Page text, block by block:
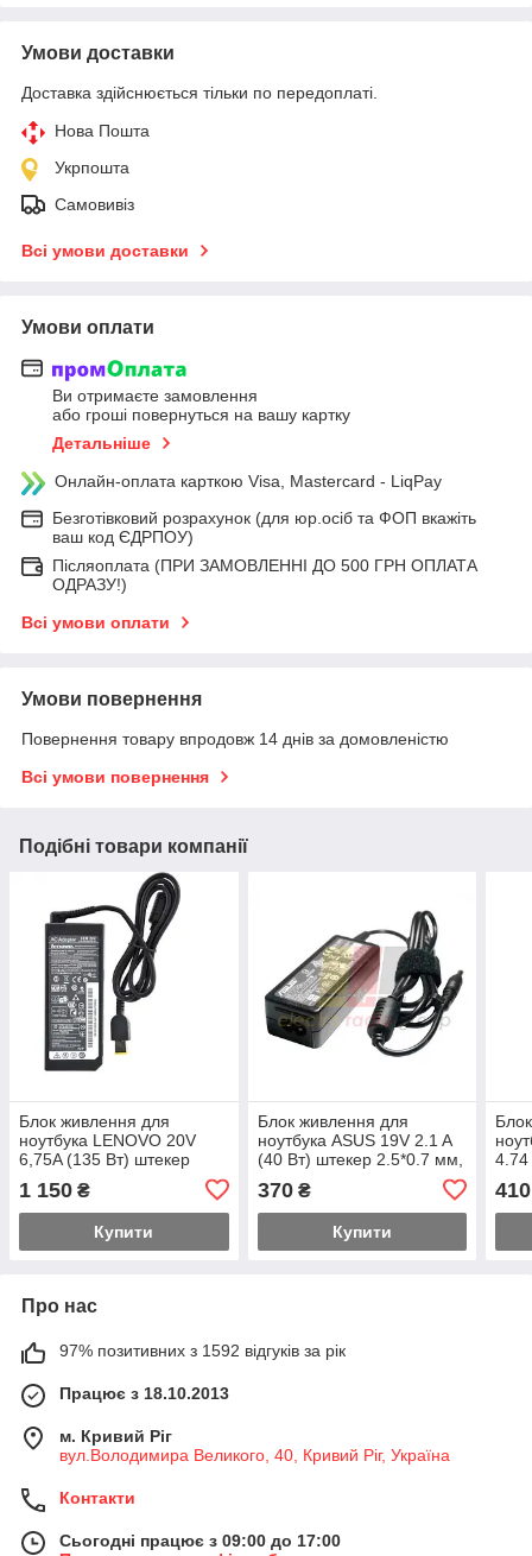
Умови доставки
Доставка здійснюється тільки по передоплаті.
Нова Пошта
Укрпошта
Самовивіз
Всі умови доставки
Умови оплати
Ви отримаєте замовлення
або гроші повернуться на вашу картку
Детальніше
Онлайн-оплата карткою Visa, Mastercard - LiqPay
Безготівковий розрахунок (для юр.осіб та ФОП вкажіть
ваш код ЄДРПОУ)
Післяоплата (ПРИ ЗАМОВЛЕННІ ДО 500 ГРН ОПЛАТА
ОДРАЗУ!)
Всі умови оплати
Умови повернення
Повернення товару впродовж 14 днів за домовленістю
Всі умови повернення
Подібні товари компанії
Блок живлення для
ноутбука LENOVO 20V
6,75A (135 Вт) штекер
FOR YOGA , довжина 0,9м
+кабель живлення
1 150 ₴
Купити
Блок живлення для
ноутбука ASUS 19V 2.1 A
(40 Вт) штекер 2.5*0.7 мм,
живлення
370₴
Купити
4.74
410
Про нас
97% позитивних з 1592 відгуків за рік
Працює з 18.10.2013
м. Кривий Ріг
вул.Володимира Великого, 40, Кривий Ріг, Україна
Контакти
Сьогодні працює з 09:00 до 17:00